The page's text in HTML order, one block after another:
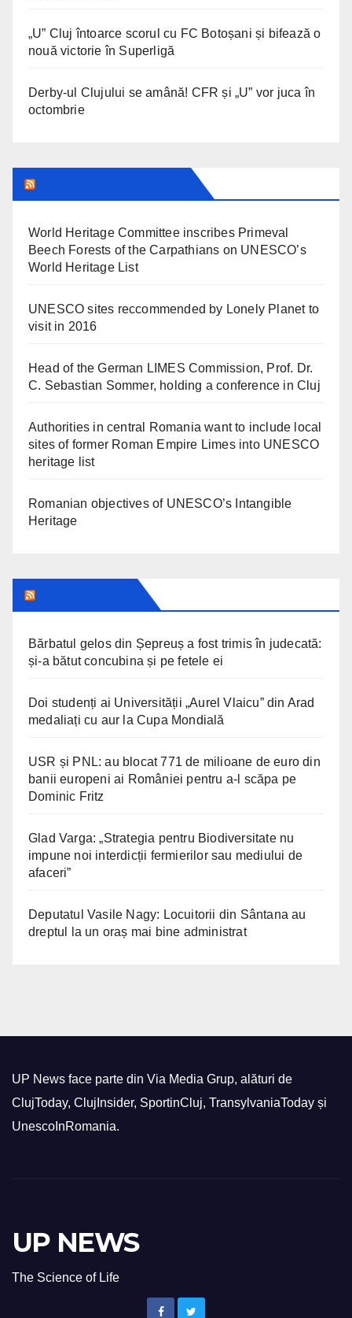
„U” Cluj întoarce scorul cu FC Botoșani și bifează o
nouă victorie în Superligă
Derby-ul Clujului se amână! CFR și „U” vor juca în
octombrie
World Heritage Committee inscribes Primeval
Beech Forests of the Carpathians on UNESCO’s
World Heritage List
UNESCO sites reccommended by Lonely Planet to
visit in 2016
Head of the German LIMES Commission, Prof. Dr.
C. Sebastian Sommer, holding a conference in Cluj
Authorities in central Romania want to include local
sites of former Roman Empire Limes into UNESCO
heritage list
Romanian objectives of UNESCO’s Intangible
Heritage
Bărbatul gelos din Șepreuș a fost trimis în judecată:
și-a bătut concubina și pe fetele ei
Doi studenți ai Universității „Aurel Vlaicu” din Arad
medaliați cu aur la Cupa Mondială
USR și PNL: au blocat 771 de milioane de euro din
banii europeni ai României pentru a-l scăpa pe
Dominic Fritz
Glad Varga: „Strategia pentru Biodiversitate nu
impune noi interdicții fermierilor sau mediului de
afaceri”
Deputatul Vasile Nagy: Locuitorii din Sântana au
dreptul la un oraș mai bine administrat
UP News face parte din Via Media Grup, alături de
ClujToday, ClujInsider, SportinCluj, TransylvaniaToday și
UnescoInRomania.
UP NEWS
The Science of Life